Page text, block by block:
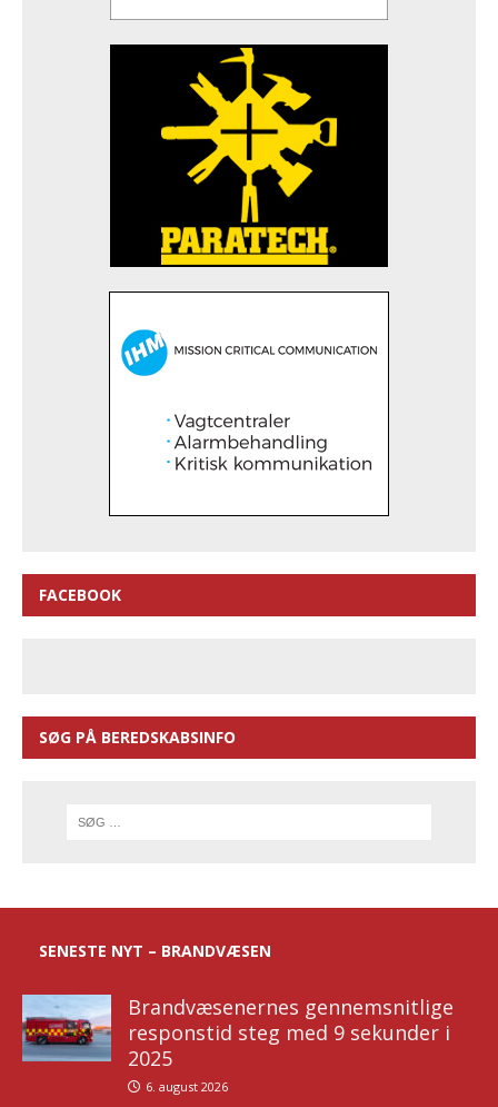
FACEBOOK
SØG PÅ BEREDSKABSINFO
SENESTE NYT – BRANDVÆSEN
Brandvæsenernes gennemsnitlige
responstid steg med 9 sekunder i
2025
6. august 2026